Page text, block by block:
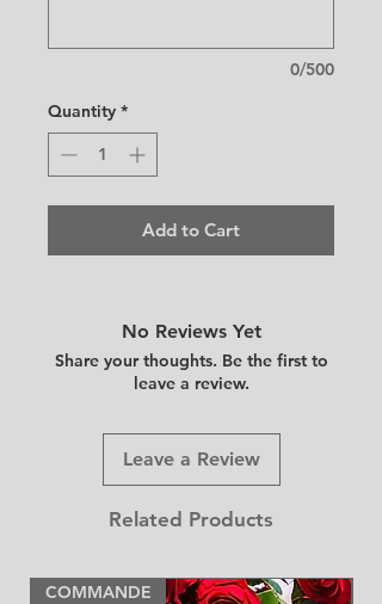
0/500
Quantity *
Add to Cart
No Reviews Yet
Share your thoughts. Be the first to
leave a review.
Leave a Review
Related Products
COMMANDE